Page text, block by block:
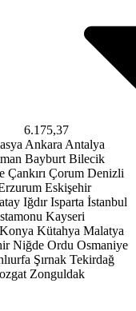
6.175,37
Ankara Antalya
Bayburt Bilecik
Çankırı Çorum Denizli
Eskişehir
Iğdır Isparta İstanbul
Kayseri
Konya Kütahya Malatya
Niğde Ordu Osmaniye
Şırnak Tekirdağ
Zonguldak